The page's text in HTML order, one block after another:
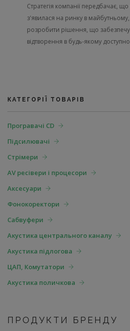
Стратегія компанії передбачає,
з'явилася на ринку в
розробити рішення, що
відтворення в будь-якому
КАТЕГОРІЇ ТОВАРІВ
Програвачі CD
Підсилювачі
Стрімери
AV ресівери і процесори
Аксесуари
Фонокоректори
Сабвуфери
Акустика центрального каналу
Акустика підлогова
ЦАП, Комутатори
Акустика поличкова
ПРОДУКТИ БРЕНДУ